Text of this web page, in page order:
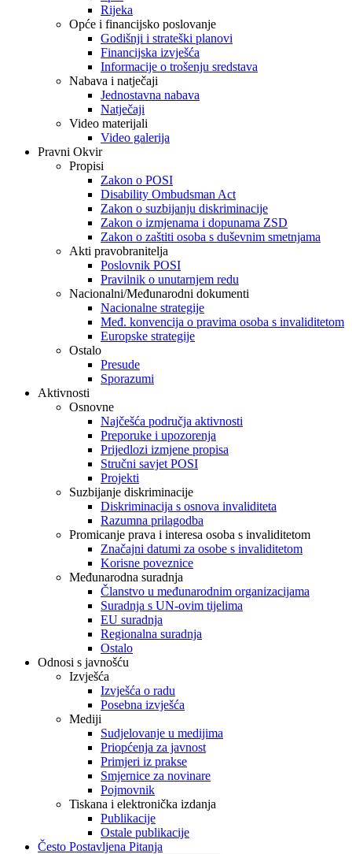
Rijeka
Opće i financijsko poslovanje
Godišnji i strateški planovi
Financijska izvješća
Informacije o trošenju sredstava
Nabava i natječaji
Jednostavna nabava
Natječaji
Video materijali
Video galerija
Pravni Okvir
Propisi
Zakon o POSI
Disability Ombudsman Act
Zakon o suzbijanju diskriminacije
Zakon o izmjenama i dopunama ZSD
Zakon o zaštiti osoba s duševnim smetnjama
Akti pravobranitelja
Poslovnik POSI
Pravilnik o unutarnjem redu
Nacionalni/Međunarodni dokumenti
Nacionalne strategije
Međ. konvencija o pravima osoba s invaliditetom
Europske strategije
Ostalo
Presude
Sporazumi
Aktivnosti
Osnovne
Najčešća područja aktivnosti
Preporuke i upozorenja
Prijedlozi izmjene propisa
Stručni savjet POSI
Projekti
Suzbijanje diskriminacije
Diskriminacija s osnova invaliditeta
Razumna prilagodba
Promicanje prava i interesa osoba s invaliditetom
Značajni datumi za osobe s invaliditetom
Korisne poveznice
Međunarodna suradnja
Članstvo u međunarodnim organizacijama
Suradnja s UN-ovim tijelima
EU suradnja
Regionalna suradnja
Ostalo
Odnosi s javnošću
Izvješća
Izvješća o radu
Posebna izvješća
Mediji
Sudjelovanje u medijima
Priopćenja za javnost
Primjeri iz prakse
Smjernice za novinare
Pojmovnik
Tiskana i elektronička izdanja
Publikacije
Ostale publikacije
Često Postavljena Pitanja